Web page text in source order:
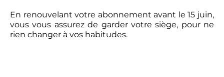
En renouvelant votre abonnement avant le 15 juin,
vous vous assurez de garder votre siège, pour ne
rien changer à vos habitudes.